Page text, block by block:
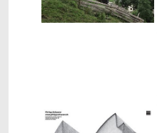
Show larger version